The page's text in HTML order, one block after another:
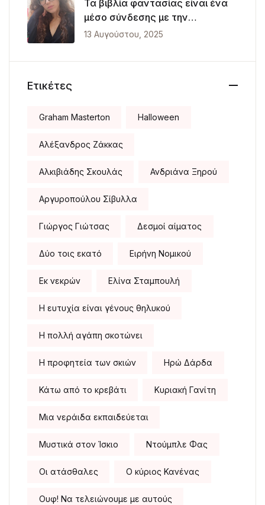
Τα βιβλία φαντασίας είναι ένα
μέσο σύνδεσης με την
πραγματικότητα
13 Αυγούστου, 2025
Ετικέτες
Graham Masterton Halloween
Αλέξανδρος Ζάκκας
Αλκιβιάδης Σκουλάς Ανδριάνα Ξηρού
Αργυροπούλου Σίβυλλα
Γιώργος Γιώτσας Δεσμοί αίματος
Δύο τοις εκατό Ειρήνη Νομικού
Εκ νεκρών Ελίνα Σταμπουλή
Η ευτυχία είναι γένους θηλυκού
Η πολλή αγάπη σκοτώνει
Η προφητεία των σκιών Ηρώ Δάρδα
Κάτω από το κρεβάτι Κυριακή Γανίτη
Μια νεράιδα εκπαιδεύεται
Μυστικά στον Ίσκιο Ντούμπλε Φας
Οι ατάσθαλες Ο κύριος Κανένας
Ουφ! Να τελειώνουμε με αυτούς